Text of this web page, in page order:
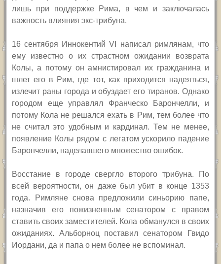
лишь при поддержке Рима, в чем и заключалась
важность влияния экс-трибуна.
16 сентября Иннокентий VI написал римлянам, что
ему известно о их страстном ожидании возврата
Колы, а потому он амнистировал их гражданина и
шлет его в Рим, где тот, как приходится надеяться,
излечит раны города и обуздает его тиранов. Однако
городом еще управлял Франческо Барончелли, и
потому Кола не решался ехать в Рим, тем более что
не считал это удобным и кардинал. Тем не менее,
появление Колы рядом с легатом ускорило падение
Барончелли, наделавшего множество ошибок.
Восстание в городе свергло второго трибуна. По
всей вероятности, он даже был убит в конце 1353
года. Римляне снова предложили синьорию папе,
назначив его пожизненным сенатором с правом
ставить своих заместителей. Кола обманулся в своих
ожиданиях. Альборноц поставил сенатором Гвидо
Иордани, да и папа о нем более не вспоминал.